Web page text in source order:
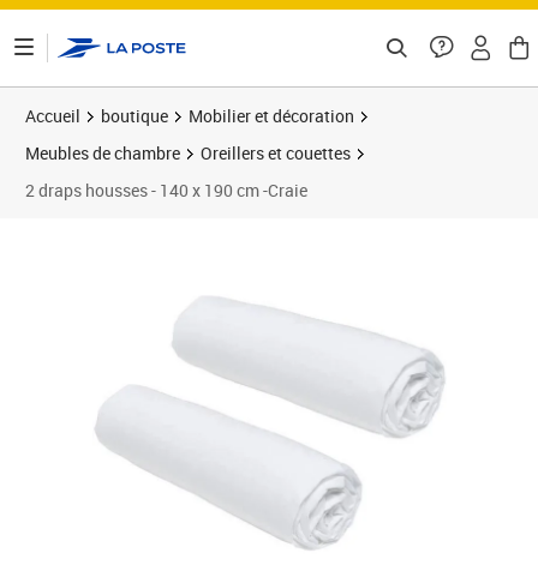
Accueil boutique
Mobilier et décoration
Meubles de chambre
Oreillers et couettes
2 draps housses - 140 x 190 cm -Craie